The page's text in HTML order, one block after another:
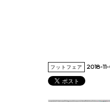
フットフェア 2018-